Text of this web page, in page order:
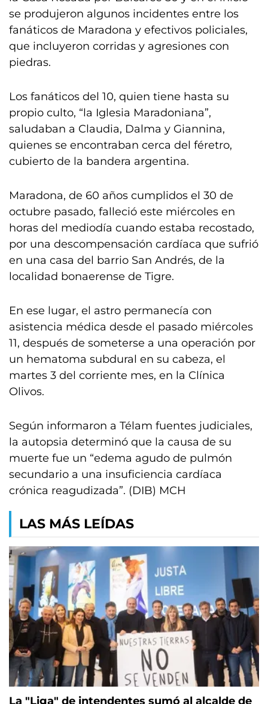
se produjeron algunos incidentes entre los
fanáticos de Maradona y efectivos policiales,
que incluyeron corridas y agresiones con
piedras.
Los fanáticos del 10, quien tiene hasta su
propio culto, “la Iglesia Maradoniana”,
saludaban a Claudia, Dalma y Giannina,
quienes se encontraban cerca del féretro,
cubierto de la bandera argentina.
Maradona, de 60 años cumplidos el 30 de
octubre pasado, falleció este miércoles en
horas del mediodía cuando estaba recostado,
por una descompensación cardíaca que sufrió
en una casa del barrio San Andrés, de la
localidad bonaerense de Tigre.
En ese lugar, el astro permanecía con
asistencia médica desde el pasado miércoles
11, después de someterse a una operación por
un hematoma subdural en su cabeza, el
martes 3 del corriente mes, en la Clínica
Olivos.
Según informaron a Télam fuentes judiciales,
la autopsia determinó que la causa de su
muerte fue un “edema agudo de pulmón
secundario a una insuficiencia cardíaca
crónica reagudizada”. (DIB) MCH
LAS MÁS LEÍDAS
La "Liga" de intendentes sumó al alcalde de